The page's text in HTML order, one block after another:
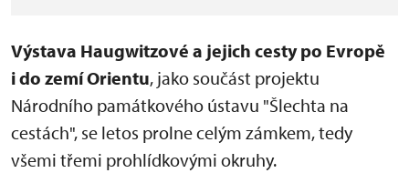
Výstava Haugwitzové a jejich cesty po Evropě
i do zemí Orientu, jako součást projektu
Národního památkového ústavu "Šlechta na
cestách", se letos prolne celým zámkem, tedy
všemi třemi prohlídkovými okruhy.